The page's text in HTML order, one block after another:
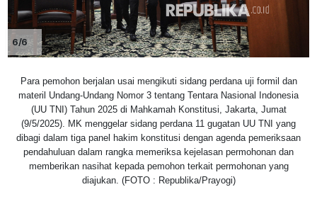
6/6
Para pemohon berjalan usai mengikuti sidang perdana uji formil dan
materil Undang-Undang Nomor 3 tentang Tentara Nasional Indonesia
(UU TNI) Tahun 2025 di Mahkamah Konstitusi, Jakarta, Jumat
(9/5/2025). MK menggelar sidang perdana 11 gugatan UU TNI yang
dibagi dalam tiga panel hakim konstitusi dengan agenda pemeriksaan
pendahuluan dalam rangka memeriksa kejelasan permohonan dan
memberikan nasihat kepada pemohon terkait permohonan yang
diajukan. (FOTO : Republika/Prayogi)